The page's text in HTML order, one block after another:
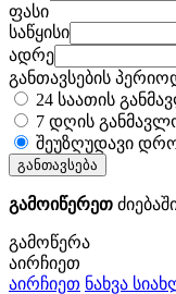
ფასი
საწყისი
ადრე
განთავსების
24 საათის
7 დღის
შეუზღუდავი
განთავსება
გამოიწერეთ
გამოწერა
აირჩიეთ
აირჩიეთ ნახვა